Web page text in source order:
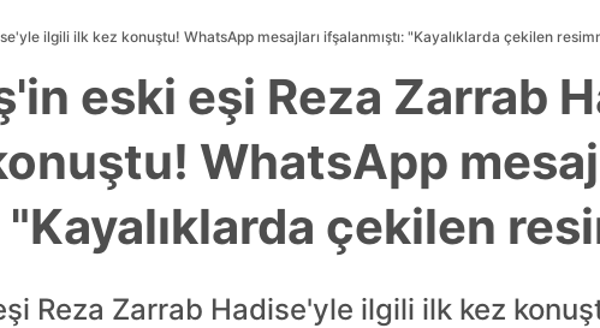
ilgili ilk kez konuştu! WhatsApp mesajları ifşalanmıştı: "Kayalıklarda çekilen
eski eşi Reza Zarrab
WhatsApp
"Kayalıklarda çekilen
Reza Zarrab Hadise'yle ilgili ilk kez